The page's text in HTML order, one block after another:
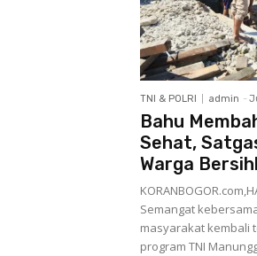
TNI & POLRI admin -
Bahu
Sehat,
Warga
Semangat
masyarakat kembali
program TNI